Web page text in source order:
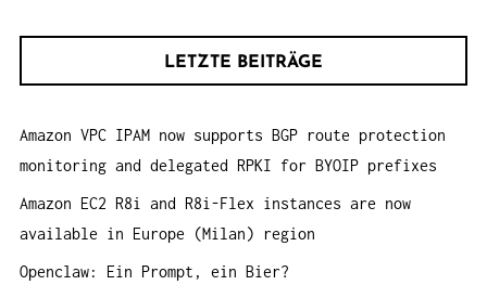
I
a
c
h
:
LETZTE BEITRÄGE
Amazon VPC IPAM now supports BGP route protection
monitoring and delegated RPKI for BYOIP prefixes
Amazon EC2 R8i and R8i-Flex instances are now
available in Europe (Milan) region
Openclaw: Ein Prompt, ein Bier?